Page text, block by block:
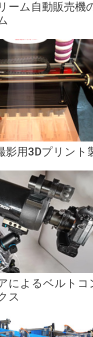
ーム自動販売機
影用3Dプリント
によるベルト
ス